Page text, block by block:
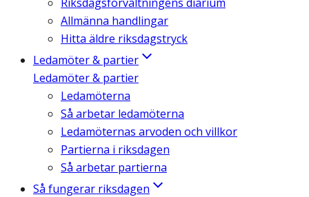
Allmänna handlingar
Hitta äldre riksdagstryck
Ledamöter & partier
Ledamöter & partier
Ledamöterna
Så arbetar ledamöterna
Ledamöternas arvoden och villkor
Partierna i riksdagen
Så arbetar partierna
Så fungerar riksdagen